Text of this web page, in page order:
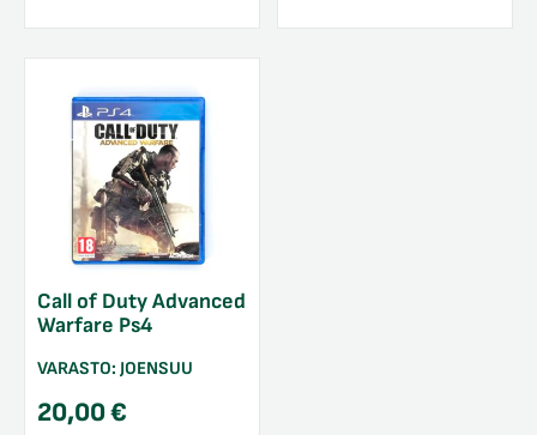
Call of Duty Advanced
Warfare Ps4
VARASTO: JOENSUU
20,00€